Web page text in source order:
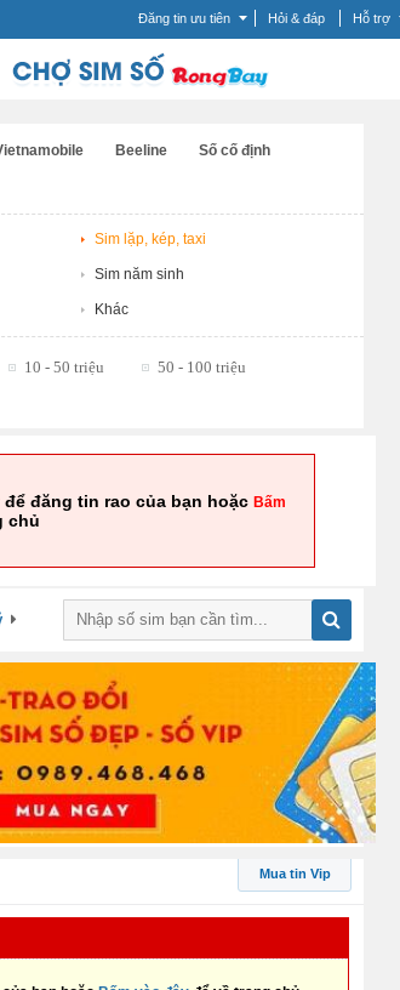
Đăng tin ưu tiên Hỏi & đáp Hỗ trợ
Beeline Số cố định
Sim lặp, kép, taxi
Sim năm sinh
Khác
10 - 50 triệu
50 - 100 triệu
để đăng tin rao của bạn hoặc Bấm
chủ
Mua tin Vip